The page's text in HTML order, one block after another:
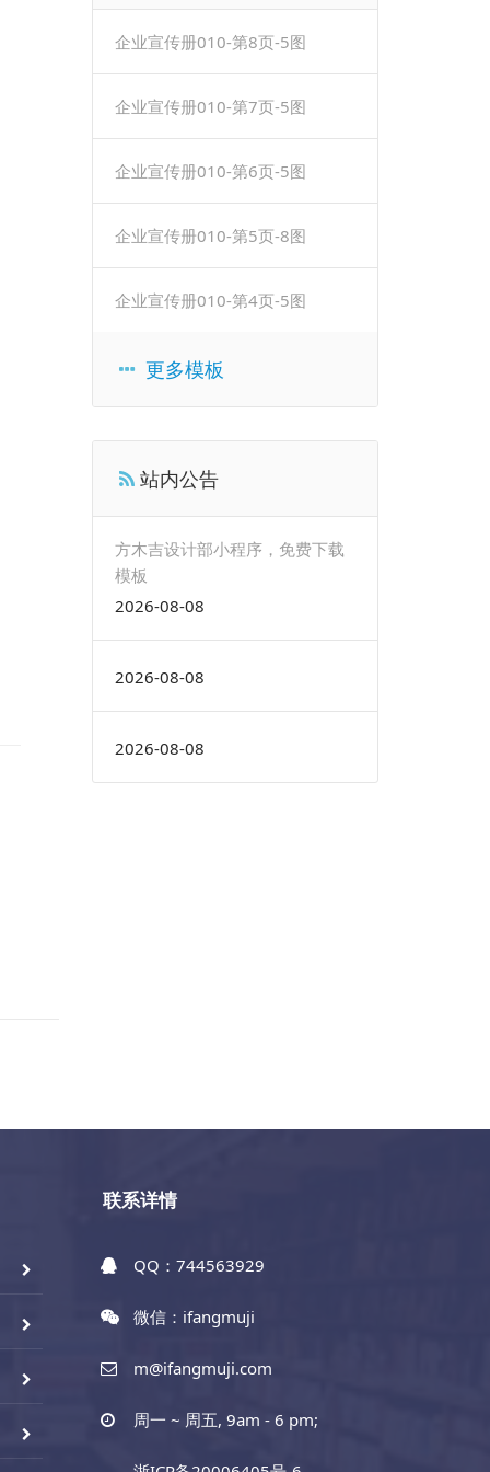
企业宣传册010-第8页-5图
企业宣传册010-第7页-5图
企业宣传册010-第6页-5图
企业宣传册010-第5页-8图
企业宣传册010-第4页-5图
更多模板
站内公告
方木吉设计部小程序，免费下载
模板
2026-08-08
2026-08-08
2026-08-08
联系详情
QQ：744563929
微信：ifangmuji
m@ifangmuji.com
周一 ~ 周五, 9am - 6 pm;